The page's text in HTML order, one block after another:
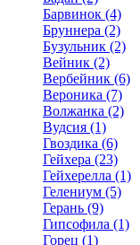
Барвинок (4)
Бруннера (2)
Бузульник (2)
Вейник (2)
Вербейник (6)
Вероника (7)
Волжанка (2)
Вудсия (1)
Гвоздика (6)
Гейхера (23)
Гейхерелла (1)
Гелениум (5)
Герань (9)
Гипсофила (1)
Горец (1)